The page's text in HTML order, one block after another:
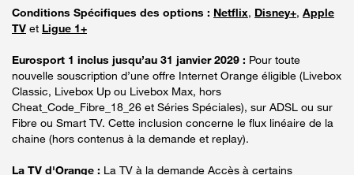
Conditions Spécifiques des options : Netflix, Disney+, Apple
TV et Ligue 1+
Eurosport 1 inclus jusqu’au 31 janvier 2029 : Pour toute
nouvelle souscription d’une offre Internet Orange éligible (Livebox
Classic, Livebox Up ou Livebox Max, hors
Cheat_Code_Fibre_18_26 et Séries Spéciales), sur ADSL ou sur
Fibre ou Smart TV. Cette inclusion concerne le flux linéaire de la
chaine (hors contenus à la demande et replay).
La TV d'Orange : La TV à la demande Accès à certains